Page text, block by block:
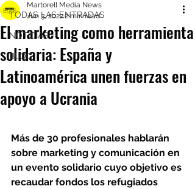
TODAS LAS ENTRADAS
NOTICIAS
BLOG
El marketing como herramienta
solidaria: España y
Latinoamérica unen fuerzas en
apoyo a Ucrania
Martorell Media News
Jun 3, 20222 min read
Más de 30 profesionales hablarán
sobre marketing y comunicación en
un evento solidario cuyo objetivo es
recaudar fondos los refugiados